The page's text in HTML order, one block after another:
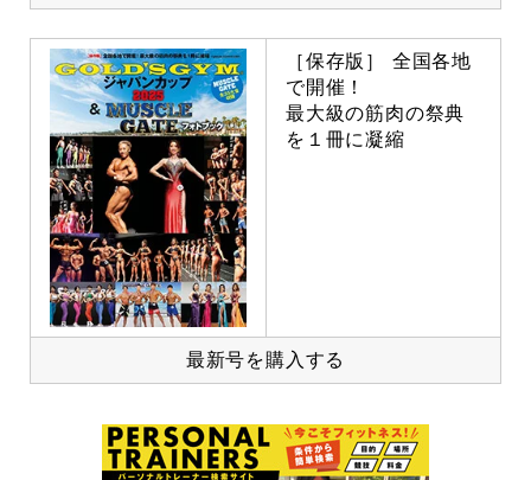
［保存版］ 全国各地
で開催！
最大級の筋肉の祭典
を１冊に凝縮
最新号を購入する